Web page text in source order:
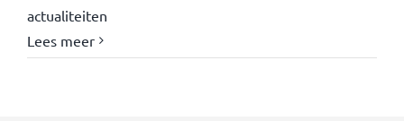
actualiteiten
Lees meer